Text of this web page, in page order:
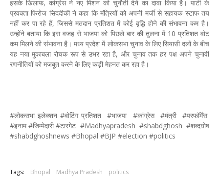
इसके खिलाफ, कांग्रेस ने नए मिशन को चुनौती देने का दावा किया है। पार्टी के
प्रवक्ता फिरोज सिददीकी ने कहा कि मंत्रियों को अपनी मर्जी से सहायक स्टाफ तय
नहीं कर पा रहे हैं, जिससे मतदान प्रतिशत में कोई वृद्धि होने की संभावना कम है।
उन्होंने बताया कि इस वजह से भाजपा को पिछले बार की तुलना में 10 प्रतिशत वोट
कम मिलने की संभावना है। मध्य प्रदेश में लोकसभा चुनाव के लिए सियासी दलों के बीच
यह नया मुकाबला रोचक रूप से उभर रहा है, और चुनाव तक हर पक्ष अपने चुनावी
रणनीतियों को मजबूत करने के लिए कड़ी मेहनत कर रहा है।
#लोकसभा इलेक्शन #वोटिंग प्रतिशत #भाजपा #कांग्रेस #मंत्री #परफॉर्मेंस
#इनाम #जिम्मेदारी #टारगेट #Madhyapradesh #shabdghosh #शब्‍दघोष
#shabdghoshnews #Bhopal #BJP #election #politics
Tags: Bhopal Madhya Pradesh politics